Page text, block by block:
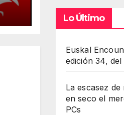
Lo Último
Euskal
edición 34,
La escasez
en seco el
PCs